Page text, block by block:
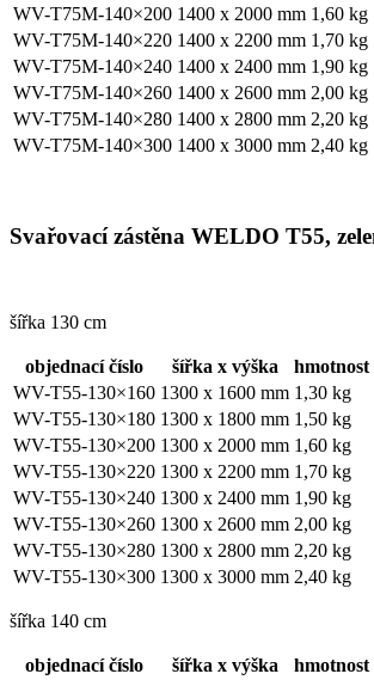
WV-T75M-140×200 1400 x 2000 mm 1,60 kg
WV-T75M-140×220 1400 x 2200 mm 1,70 kg
WV-T75M-140×240 1400 x 2400 mm 1,90 kg
WV-T75M-140×260 1400 x 2600 mm 2,00 kg
WV-T75M-140×280 1400 x 2800 mm 2,20 kg
WV-T75M-140×300 1400 x 3000 mm 2,40 kg
Svařovací zástěna WELDO T55,
šířka 130 cm
objednací číslo šířka x výška
hmotnost
WV-T55-130×160 1300 x 1600 mm 1,30 kg
WV-T55-130×180 1300 x 1800 mm 1,50 kg
WV-T55-130×200 1300 x 2000 mm 1,60 kg
WV-T55-130×220 1300 x 2200 mm 1,70 kg
WV-T55-130×240 1300 x 2400 mm 1,90 kg
WV-T55-130×260 1300 x 2600 mm 2,00 kg
WV-T55-130×280 1300 x 2800 mm 2,20 kg
WV-T55-130×300 1300 x 3000 mm 2,40 kg
šířka 140 cm
objednací číslo šířka x výška
hmotnost